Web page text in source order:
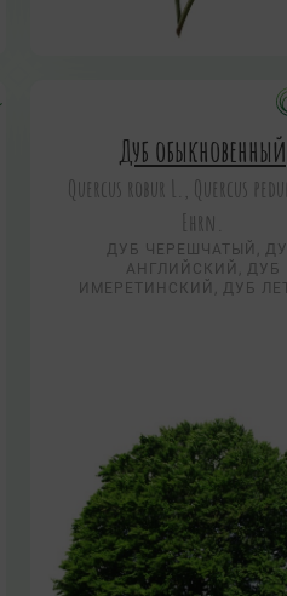
Дуб обыкновенный
Quercus robur L., Quercus
Ehrn.
ДУБ ЧЕРЕШЧАТЫЙ,
АНГЛИЙСКИЙ, ДУБ
ИМЕРЕТИНСКИЙ, ДУБ